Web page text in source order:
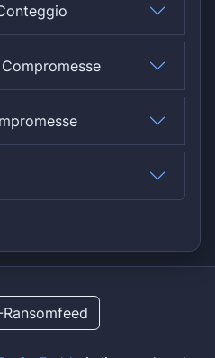
Ransomfeed